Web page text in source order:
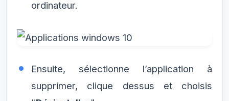
ordinateur.
Ensuite, sélectionne l’application à
supprimer, clique dessus et choisis